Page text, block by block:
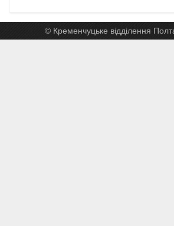
© Кременчуцьке відділення